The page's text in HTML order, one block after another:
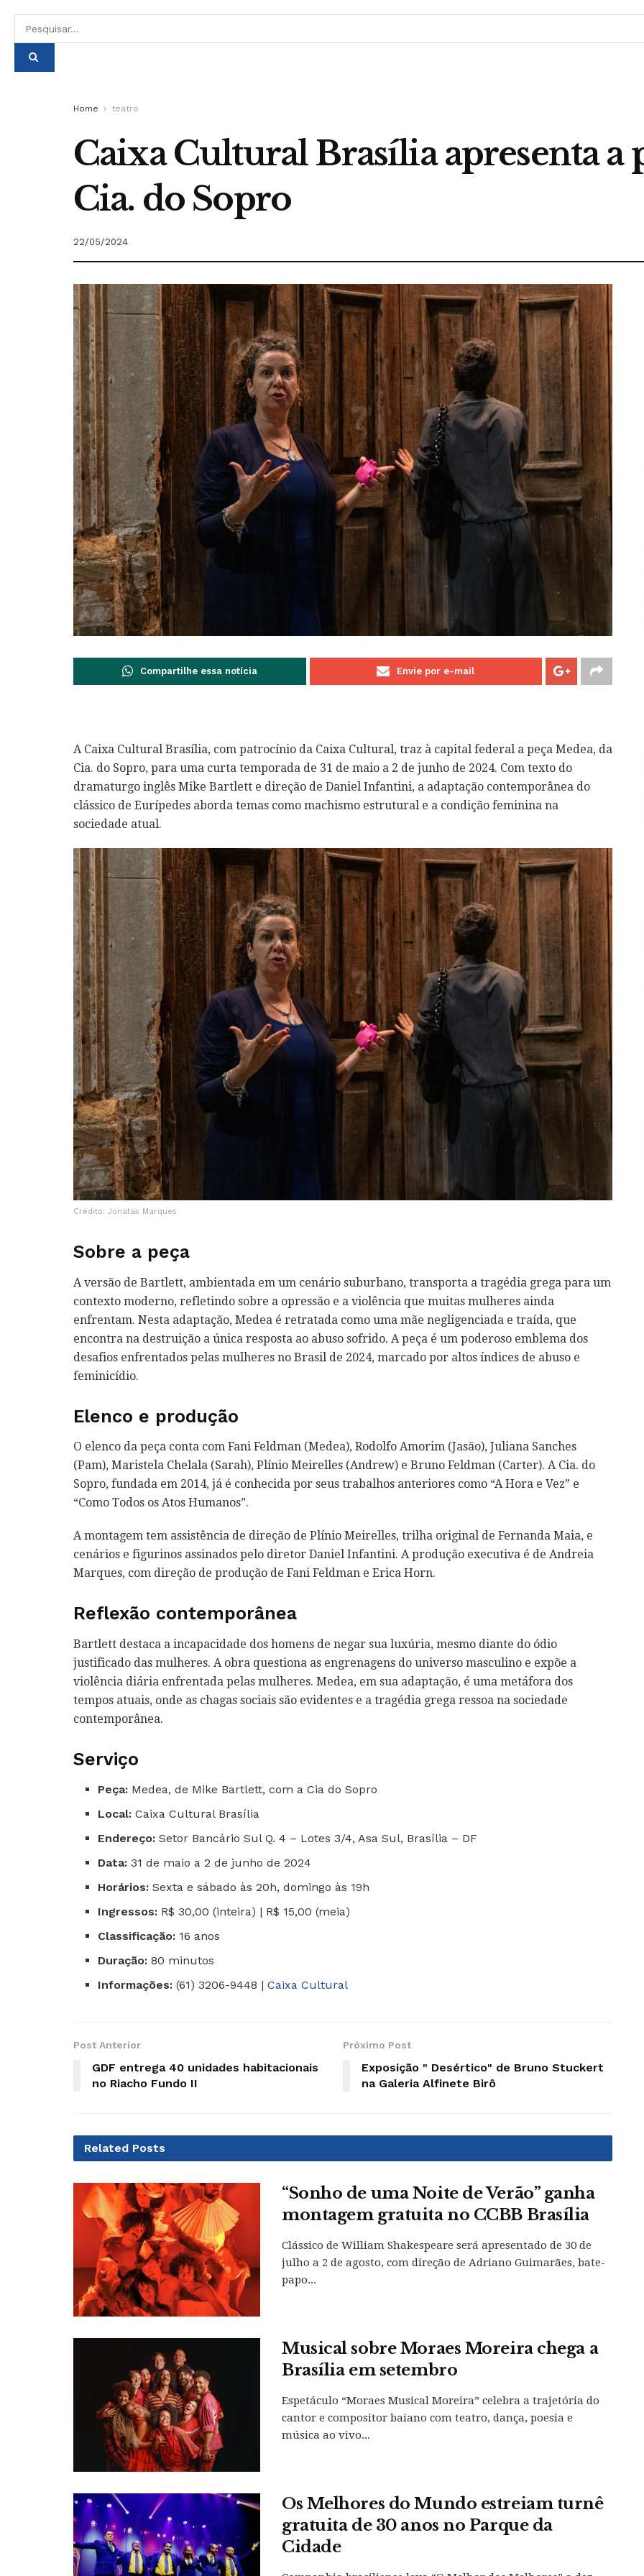
Home teatro
Caixa Cultural Brasília apresenta a
Cia. do Sopro
22/05/2024
Compartilhe essa notícia Envie por e-mail
A Caixa Cultural Brasília, com patrocínio da Caixa Cultural, traz à capital federal a peça Medea, da
Cia. do Sopro, para uma curta temporada de 31 de maio a 2 de junho de 2024. Com texto do
dramaturgo inglês Mike Bartlett e direção de Daniel Infantini, a adaptação contemporânea do
clássico de Eurípedes aborda temas como machismo estrutural e a condição feminina na
sociedade atual.
Crédito: Jonatas Marques
Sobre a peça
A versão de Bartlett, ambientada em um cenário suburbano, transporta a tragédia grega para um
contexto moderno, refletindo sobre a opressão e a violência que muitas mulheres ainda
enfrentam. Nesta adaptação, Medea é retratada como uma mãe negligenciada e traída, que
encontra na destruição a única resposta ao abuso sofrido. A peça é um poderoso emblema dos
desafios enfrentados pelas mulheres no Brasil de 2024, marcado por altos índices de abuso e
feminicídio.
Elenco e produção
O elenco da peça conta com Fani Feldman (Medea), Rodolfo Amorim (Jasão), Juliana Sanches
(Pam), Maristela Chelala (Sarah), Plínio Meirelles (Andrew) e Bruno Feldman (Carter). A Cia. do
Sopro, fundada em 2014, já é conhecida por seus trabalhos anteriores como “A Hora e Vez” e
“Como Todos os Atos Humanos”.
A montagem tem assistência de direção de Plínio Meirelles, trilha original de Fernanda Maia, e
cenários e figurinos assinados pelo diretor Daniel Infantini. A produção executiva é de Andreia
Marques, com direção de produção de Fani Feldman e Erica Horn.
Reflexão contemporânea
Bartlett destaca a incapacidade dos homens de negar sua luxúria, mesmo diante do ódio
justificado das mulheres. A obra questiona as engrenagens do universo masculino e expõe a
violência diária enfrentada pelas mulheres. Medea, em sua adaptação, é uma metáfora dos
tempos atuais, onde as chagas sociais são evidentes e a tragédia grega ressoa na sociedade
contemporânea.
Serviço
Peça: Medea, de Mike Bartlett, com a Cia do Sopro
Local: Caixa Cultural Brasília
Endereço: Setor Bancário Sul Q. 4 – Lotes 3/4, Asa Sul, Brasília – DF
Data: 31 de maio a 2 de junho de 2024
Horários: Sexta e sábado às 20h, domingo às 19h
Ingressos: R$ 30,00 (inteira) | R$ 15,00 (meia)
Classificação: 16 anos
Duração: 80 minutos
Informações: (61) 3206-9448 |Caixa Cultural
Post Anterior
GDF entrega 40 unidades habitacionais
no Riacho Fundo II
Próximo Post
Exposição " Desértico" de Bruno Stuckert
na Galeria Alfinete Birô
Related Posts
“Sonho de uma Noite de Verão” ganha
montagem gratuita no CCBB Brasília
Clássico de William Shakespeare será apresentado de 30 de
julho a 2 de agosto, com direção de Adriano Guimarães, bate-
papo...
Musical sobre Moraes Moreira chega a
Brasília em setembro
Espetáculo “Moraes Musical Moreira” celebra a trajetória do
cantor e compositor baiano com teatro, dança, poesia e
música ao vivo...
Os Melhores do Mundo estreiam turnê
gratuita de 30 anos no Parque da
Cidade